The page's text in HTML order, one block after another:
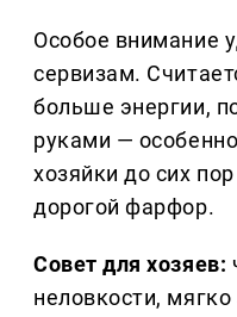
Особое внимание
сервизам.
больше энергии,
руками —
хозяйки до сих
дорогой фарфор.
Совет для хозяев:
неловкости, мягко